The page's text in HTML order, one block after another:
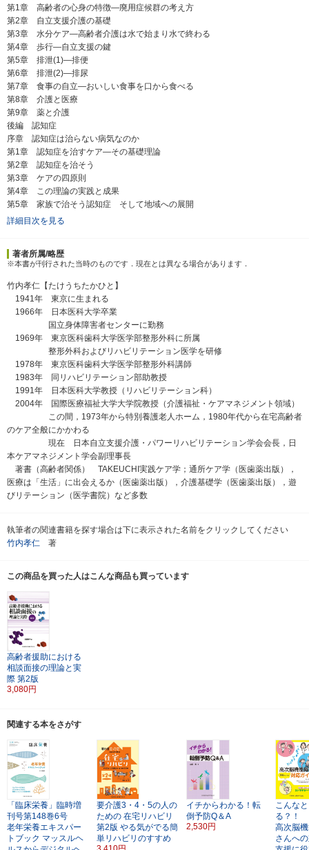
第1章 高齢者の心身の特徴―廃用症候群の考え方
第2章 自立支援介護の基礎
第3章 水分ケア―高齢者介護は水で始まり水で終わる
第4章 歩行―自立支援の鍵
第5章 排泄(1)―排便
第6章 排泄(2)―排尿
第7章 食事の自立―おいしい食事を口から食べる
第8章 介護と医療
第9章 薬と介護
後編 認知症
序章 認知症は治らない病気なのか
第1章 認知症を治すケア―その基礎理論
第2章 認知症を治そう
第3章 ケアの四原則
第4章 この理論の実践と成果
第5章 家族で治そう認知症 そして地域への展開
詳細目次を見る
著者所属/略歴
※本書が刊行された当時のものです．現在とは異なる場合があります．
竹内孝仁【たけうちたかひと】
1941年 東京に生まれる
1966年 日本医科大学卒業
国立身体障害者センターに勤務
1969年 東京医科歯科大学医学部整形外科に所属
整形外科およびリハビリテーション医学を研修
1978年 東京医科歯科大学医学部整形外科講師
1983年 同リハビリテーション部助教授
1991年 日本医科大学教授（リハビリテーション科）
2004年 国際医療福祉大学大学院教授（介護福祉・ケアマネジメント領域）
この間，1973年から特別養護老人ホーム，1980年代から在宅高齢者
のケア全般にかかわる
現在 日本自立支援介護・パワーリハビリテーション学会会長，日
本ケアマネジメント学会副理事長
著書（高齢者関係） TAKEUCHI実践ケア学；通所ケア学（医歯薬出版），
医療は「生活」に出会えるか（医歯薬出版），介護基礎学（医歯薬出版），遊
びリテーション（医学書院）など多数
執筆者の関連書籍を探す場合は下に表示された名前をクリックしてください
竹内孝仁 著
この商品を買った人はこんな商品も買っています
高齢者援助における
相談面接の理論と実
際 第2版
3,080円
関連する本をさがす
「臨床栄養」臨時増
刊号第148巻6号
老年栄養エキスパー
トブック マッスルヘ
要介護3・4・5の人の
ための 在宅リハビリ
第2版 やる気がでる簡
単リハビリのすすめ
イチからわかる！転
倒予防Q＆A
2,530円
こんな
る？！
高次脳
さんへ